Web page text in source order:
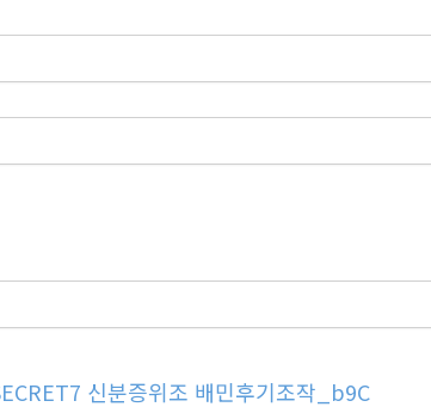
신분증위조 배민후기조작_b9C